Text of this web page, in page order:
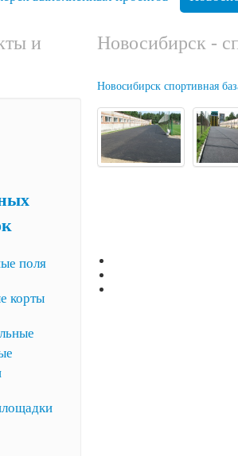
и
поля
корты
Новосибирск -
Новосибирск спортивная